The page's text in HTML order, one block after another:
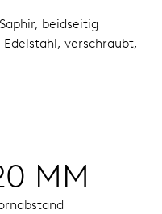
Saphir, beidseitig
Edelstahl, verschraubt,
MM